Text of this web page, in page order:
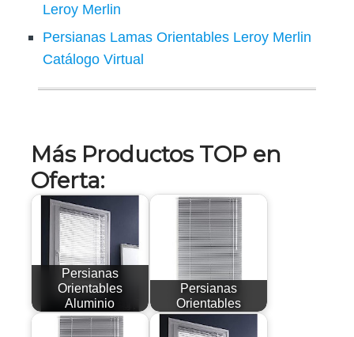
Leroy Merlin
Persianas Lamas Orientables Leroy Merlin
Catálogo Virtual
Más Productos TOP en
Oferta:
Persianas
Orientables
Aluminio
Persianas
Orientables